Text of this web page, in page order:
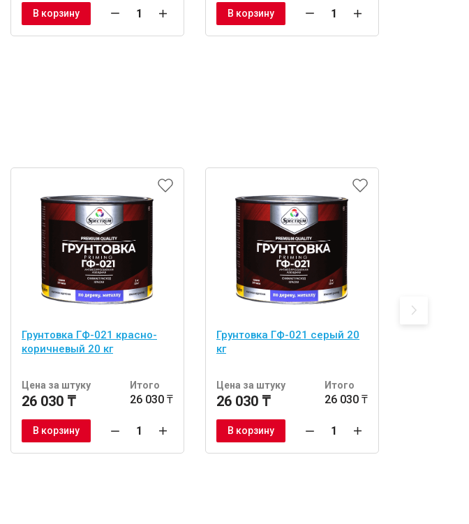
В корзину В корзину
Грунтовка ГФ-021 красно-
коричневый 20 кг
Цена за штуку
26 030 ₸
Итого
26 030 ₸
В корзину
Грунтовка ГФ-021 серый 20
кг
Цена за штуку
26 030 ₸
Итого
26 030 ₸
В корзину